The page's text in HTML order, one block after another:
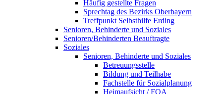
Häufig gestellte Fragen
Sprechtag des Bezirks Oberbayern
Treffpunkt Selbsthilfe Erding
Senioren, Behinderte und Soziales
Senioren/Behinderten Beauftragte
Soziales
Senioren, Behinderte und Soziales
Betreuungsstelle
Bildung und Teilhabe
Fachstelle für Sozialplanung
Heimaufsicht / FQA